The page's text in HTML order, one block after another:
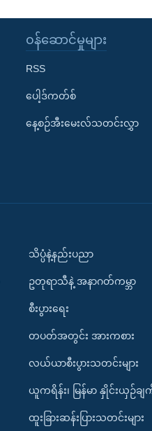
၀န်ဆောင်မှုများ
RSS
ပေါ့ဒ်ကတ်စ်
နေ့စဉ်အီးမေးလ်သတင်းလွှာ
သိပ္ပံနဲ့နည်းပညာ
ဥတုရာသီနဲ့ အနာဂတ်ကမ္ဘာ
စီးပွားရေး
တပတ်အတွင်း အားကစား
လယ်ယာစီးပွားသတင်းများ
ယူကရိန်း၊ မြန်မာ နှိုင်းယှဉ်ချ
ထူးခြားဆန်းပြားသတင်းများ